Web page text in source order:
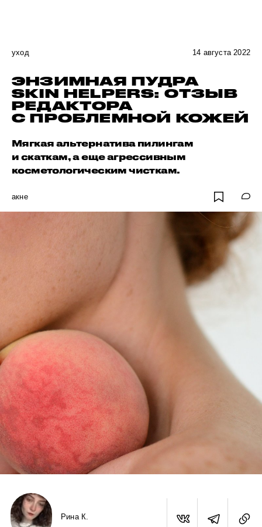
уход 14 августа 2022
ЭНЗИМНАЯ ПУДРА
SKIN HELPERS: ОТЗЫВ
РЕДАКТОРА
С ПРОБЛЕМНОЙ КОЖЕЙ
Мягкая альтернатива пилингам
и скаткам, а еще агрессивным
косметологическим чисткам.
акне
Рина К.